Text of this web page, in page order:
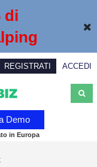
di
REGISTRATI ACCEDI
Demo
in Europa